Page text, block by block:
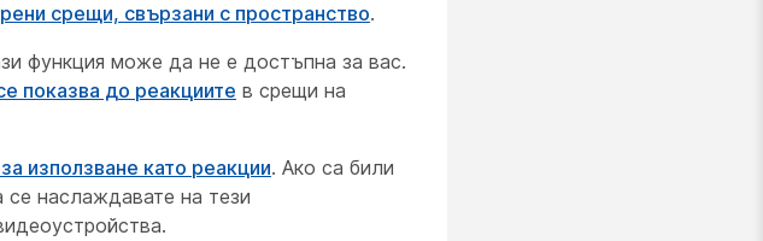
срещи, свързани с пространство.
функция може да не е достъпна за вас.
показва до реакциите в срещи на
използване като реакции. Ако са били
наслаждавате на тези